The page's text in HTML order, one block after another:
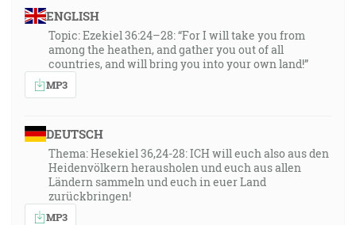
nebude môcť odlúčiť nás od lásky Božej, ktorá je v
Kristu Ježišovi, našom Pánovi. [Rm 8:39]
54:02
S Kristom spolu ukrižovaný som a žijem už nie ja, ale
žije vo mne Kristus, a to, čo teraz žijem v tele, vo viere
sám seba za mňa. [Gl 2:20]
55:00
Opät odišiel po druhé a modlil sa a hovoril: Môj Otče,
ak ma nemôže minúť tento kalich, len keď ho vypijem,
ENGLISH
Topic: Ezekiel 36:24–28: “For I will take you from
among the heathen, and gather you out of all
countries, and will bring you into your own land!”
MP3
DEUTSCH
Thema: Hesekiel 36,24-28: ICH will euch also aus den
Heidenvölkern herausholen und euch aus allen
Ländern sammeln und euch in euer Land
zurückbringen!
MP3